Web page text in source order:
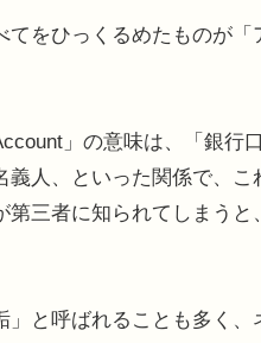
をひっくるめたものが「
」の意味は、「銀行
義人、といった関係で、
第三者に知られてしまう
と呼ばれることも多く、